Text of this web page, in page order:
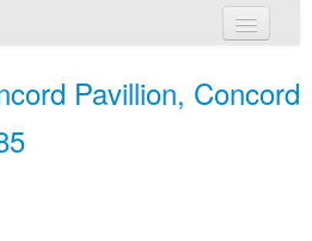
Pavillion, Concord